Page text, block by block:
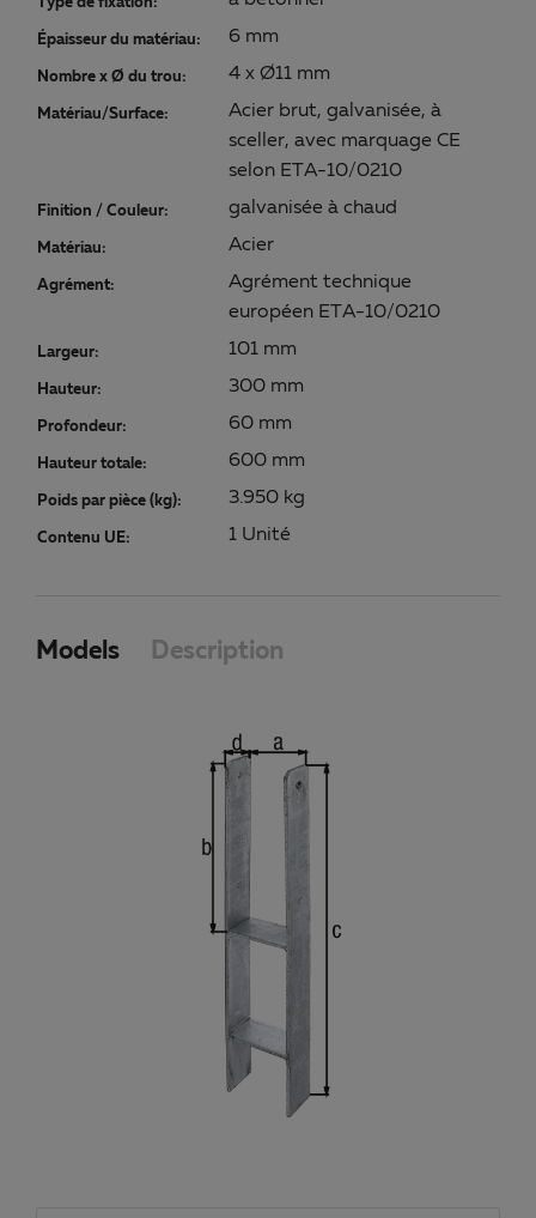
Épaisseur du matériau: 6 mm
Nombre x Ø du trou: 4 x Ø11 mm
Matériau/Surface:
Acier brut, galvanisée, à
sceller, avec marquage CE
selon ETA-10/0210
Finition / Couleur: galvanisée à chaud
Matériau: Acier
Agrément:
Agrément technique
européen ETA-10/0210
Largeur: 101 mm
Hauteur: 300 mm
Profondeur: 60 mm
Hauteur totale: 600 mm
Poids par pièce (kg): 3.950 kg
Contenu UE: 1 Unité
Models Description